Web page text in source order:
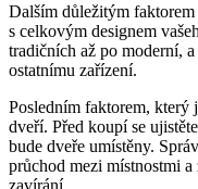
Dalším důležitým
s celkovým ⁤designem
tradičních až po ​moderní,
ostatnímu zařízení.
Posledním faktorem, který
dveří. Před koupí se
bude dveře umístěny.
průchod mezi‍ místnostmi
zavírání.